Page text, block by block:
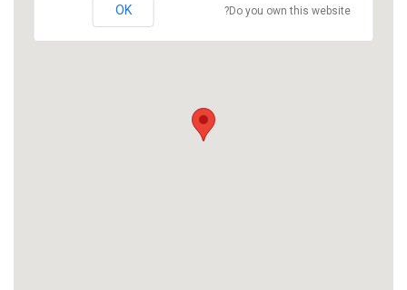
Do you own this website?
OK